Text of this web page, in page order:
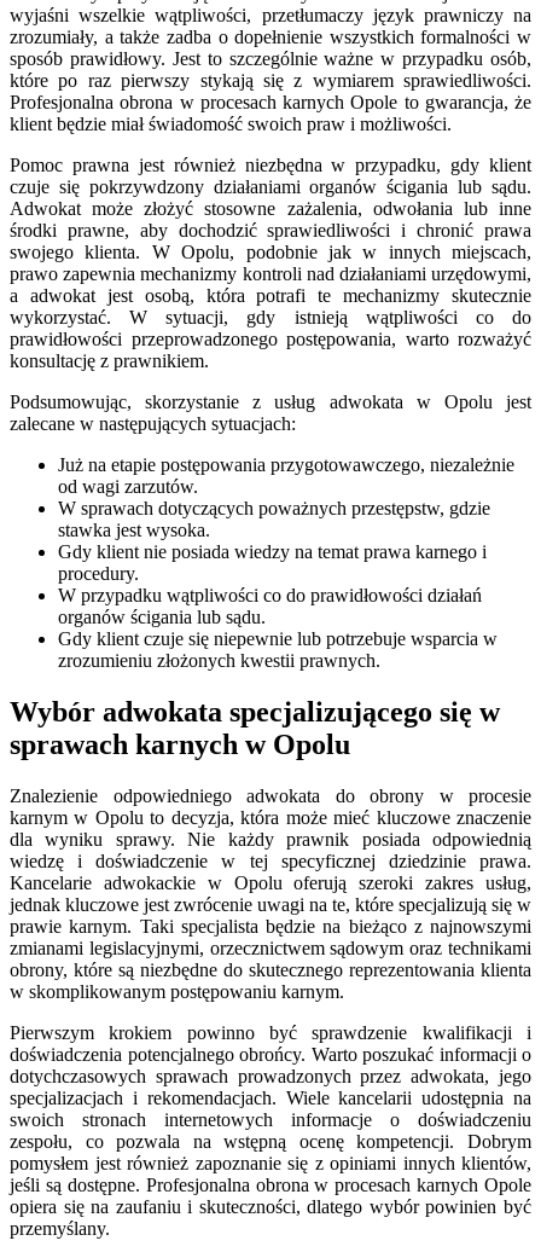
wyjaśni wszelkie wątpliwości, przetłumaczy język prawniczy na
zrozumiały, a także zadba o dopełnienie wszystkich formalności w
sposób prawidłowy. Jest to szczególnie ważne w przypadku osób,
które po raz pierwszy stykają się z wymiarem sprawiedliwości.
Profesjonalna obrona w procesach karnych Opole to gwarancja, że
klient będzie miał świadomość swoich praw i możliwości.
Pomoc prawna jest również niezbędna w przypadku, gdy klient
czuje się pokrzywdzony działaniami organów ścigania lub sądu.
Adwokat może złożyć stosowne zażalenia, odwołania lub inne
środki prawne, aby dochodzić sprawiedliwości i chronić prawa
swojego klienta. W Opolu, podobnie jak w innych miejscach,
prawo zapewnia mechanizmy kontroli nad działaniami urzędowymi,
a adwokat jest osobą, która potrafi te mechanizmy skutecznie
wykorzystać. W sytuacji, gdy istnieją wątpliwości co do
prawidłowości przeprowadzonego postępowania, warto rozważyć
konsultację z prawnikiem.
Podsumowując, skorzystanie z usług adwokata w Opolu jest
zalecane w następujących sytuacjach:
Już na etapie postępowania przygotowawczego, niezależnie
od wagi zarzutów.
W sprawach dotyczących poważnych przestępstw, gdzie
stawka jest wysoka.
Gdy klient nie posiada wiedzy na temat prawa karnego i
procedury.
W przypadku wątpliwości co do prawidłowości działań
organów ścigania lub sądu.
Gdy klient czuje się niepewnie lub potrzebuje wsparcia w
zrozumieniu złożonych kwestii prawnych.
Wybór adwokata specjalizującego się w
sprawach karnych w Opolu
Znalezienie odpowiedniego adwokata do obrony w procesie
karnym w Opolu to decyzja, która może mieć kluczowe znaczenie
dla wyniku sprawy. Nie każdy prawnik posiada odpowiednią
wiedzę i doświadczenie w tej specyficznej dziedzinie prawa.
Kancelarie adwokackie w Opolu oferują szeroki zakres usług,
jednak kluczowe jest zwrócenie uwagi na te, które specjalizują się w
prawie karnym. Taki specjalista będzie na bieżąco z najnowszymi
zmianami legislacyjnymi, orzecznictwem sądowym oraz technikami
obrony, które są niezbędne do skutecznego reprezentowania klienta
w skomplikowanym postępowaniu karnym.
Pierwszym krokiem powinno być sprawdzenie kwalifikacji i
doświadczenia potencjalnego obrońcy. Warto poszukać informacji o
dotychczasowych sprawach prowadzonych przez adwokata, jego
specjalizacjach i rekomendacjach. Wiele kancelarii udostępnia na
swoich stronach internetowych informacje o doświadczeniu
zespołu, co pozwala na wstępną ocenę kompetencji. Dobrym
pomysłem jest również zapoznanie się z opiniami innych klientów,
jeśli są dostępne. Profesjonalna obrona w procesach karnych Opole
opiera się na zaufaniu i skuteczności, dlatego wybór powinien być
przemyślany.